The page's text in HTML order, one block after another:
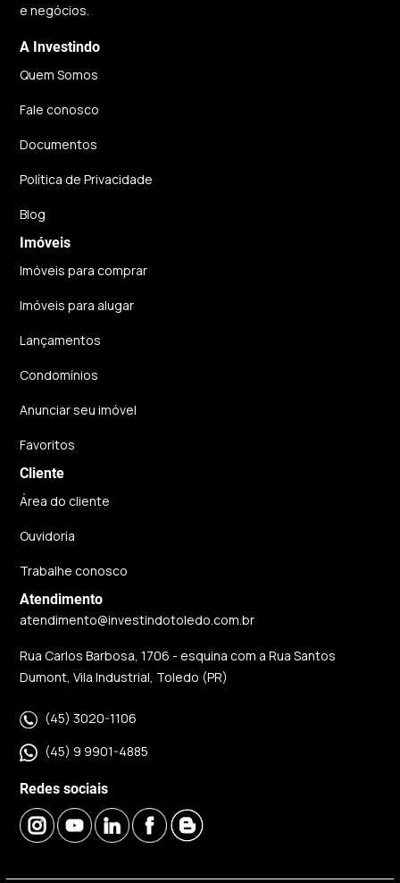
e negócios.
A Investindo
Quem Somos
Fale conosco
Documentos
Política de Privacidade
Blog
Imóveis
Imóveis para comprar
Imóveis para alugar
Lançamentos
Condomínios
Anunciar seu imóvel
Favoritos
Cliente
Área do cliente
Ouvidoria
Trabalhe conosco
Atendimento
atendimento@investindotoledo.com.br
Rua Carlos Barbosa, 1706 - esquina com a Rua Santos
Dumont, Vila Industrial, Toledo (PR)
(45) 3020-1106
(45) 9 9901-4885
Redes sociais